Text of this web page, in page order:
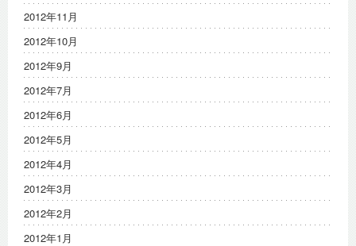
2012年11月
2012年10月
2012年9月
2012年7月
2012年6月
2012年5月
2012年4月
2012年3月
2012年2月
2012年1月